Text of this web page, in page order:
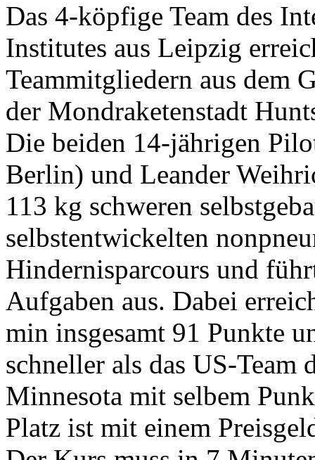
Das 4-köpfige Team des
Institutes aus Leipzig
Teammitgliedern aus dem
der Mondraketenstadt
Die beiden 14-jährigen
Berlin) und Leander
113 kg schweren
selbstentwickelten
Hindernisparcours und
Aufgaben aus. Dabei
min insgesamt 91 Punkte
schneller als das US-Team
Minnesota mit selbem
Platz ist mit einem